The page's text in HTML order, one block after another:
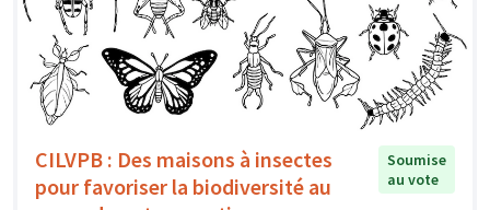
CILVPB : Des maisons à insectes
pour favoriser la biodiversité au
Soumise
au vote